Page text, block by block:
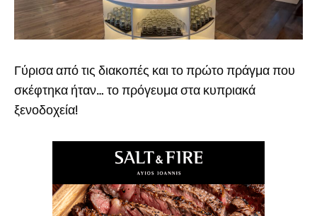
Γύρισα από τις διακοπές και το πρώτο πράγμα που
σκέφτηκα ήταν… το πρόγευμα στα κυπριακά
ξενοδοχεία!